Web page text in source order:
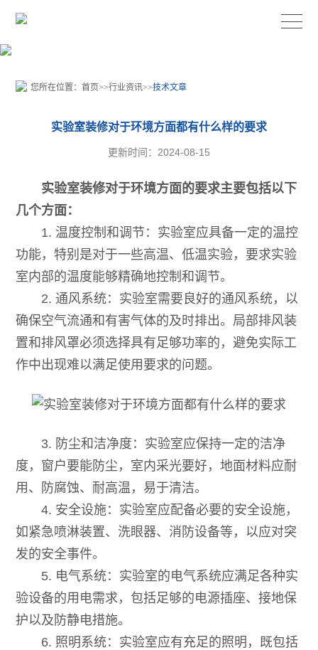
您所在位置：首页>>行业资讯>>技术文章
实验室装修对于环境方面都有什么样的要求
更新时间：2024-08-15
实验室装修对于环境方面的要求主要包括以下
几个方面：
1. 温度控制和调节：实验室应具备一定的温控
功能，特别是对于一些高温、低温实验，要求实验
室内部的温度能够精确地控制和调节。
2. 通风系统：实验室需要良好的通风系统，以
确保空气流通和有害气体的及时排出。局部排风装
置和排风罩必须选择具有足够功率的，避免实际工
作中出现难以满足使用要求的问题。
3. 防尘和洁净度：实验室应保持一定的洁净
度，窗户要能防尘，室内采光要好，地面材料应耐
用、防腐蚀、耐高温，易于清洁。
4. 安全设施：实验室应配备必要的安全设施，
如紧急喷淋装置、洗眼器、消防设备等，以应对突
发的安全事件。
5. 电气系统：实验室的电气系统应满足各种实
验设备的用电需求，包括足够的电源插座、接地保
护以及防静电措施。
6. 照明系统：实验室应有充足的照明，既包括